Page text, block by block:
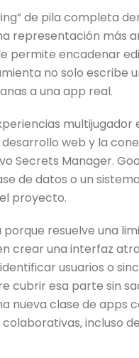
de pila completa
representación más
permite encadenar
no solo escribe
a una app real.
multijugador
web y la
Secrets Manager.
de datos o un
proyecto.
resuelve una
crear una interfaz
usuarios o
cubrir esa parte sin
nueva clase de apps
incluso